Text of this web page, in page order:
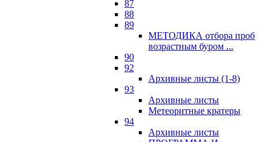
87
88
89
МЕТОДИКА отбора проб
возрастным буром ...
90
92
Архивные листы (1-8)
93
Архивные листы
Метеоритные кратеры
94
Архивные листы